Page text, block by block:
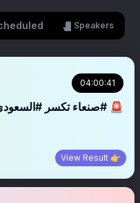
Speakers
04:00:41
‏‏‏‏‏‏‏‏🚨 #صنعاء تكسر
View Result 👉